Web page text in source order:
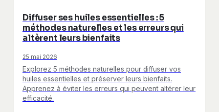
Diffuser ses huiles essentielles : 5
méthodes naturelles et les erreurs qui
altèrent leurs bienfaits
25 mai 2026
Explorez 5 méthodes naturelles pour diffuser vos
huiles essentielles et préserver leurs bienfaits.
Apprenez à éviter les erreurs qui peuvent altérer leur
efficacité.